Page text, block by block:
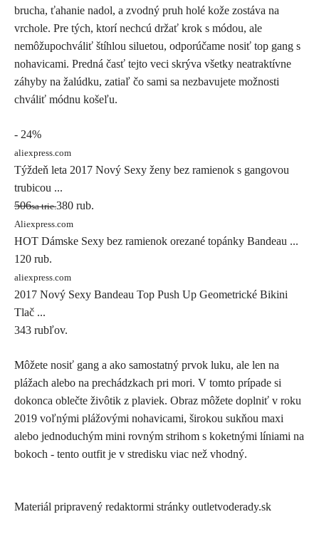
brucha, ťahanie nadol, a zvodný pruh holé kože zostáva na
vrchole. Pre tých, ktorí nechcú držať krok s módou, ale
nemôžupochváliť štíhlou siluetou, odporúčame nosiť top gang s
nohavicami. Predná časť tejto veci skrýva všetky neatraktívne
záhyby na žalúdku, zatiaľ čo sami sa nezbavujete možnosti
chváliť módnu košeľu.
- 24%
aliexpress.com
Týždeň leta 2017 Nový Sexy ženy bez ramienok s gangovou
trubicou ...
506sa trie.380 rub.
Aliexpress.com
HOT Dámske Sexy bez ramienok orezané topánky Bandeau ...
120 rub.
aliexpress.com
2017 Nový Sexy Bandeau Top Push Up Geometrické Bikini
Tlač ...
343 rubľov.
Môžete nosiť gang a ako samostatný prvok luku, ale len na
plážach alebo na prechádzkach pri mori. V tomto prípade si
dokonca oblečte živôtik z plaviek. Obraz môžete doplniť v roku
2019 voľnými plážovými nohavicami, širokou sukňou maxi
alebo jednoduchým mini rovným strihom s koketnými líniami na
bokoch - tento outfit je v stredisku viac než vhodný.
Materiál pripravený redaktormi stránky outletvoderady.sk